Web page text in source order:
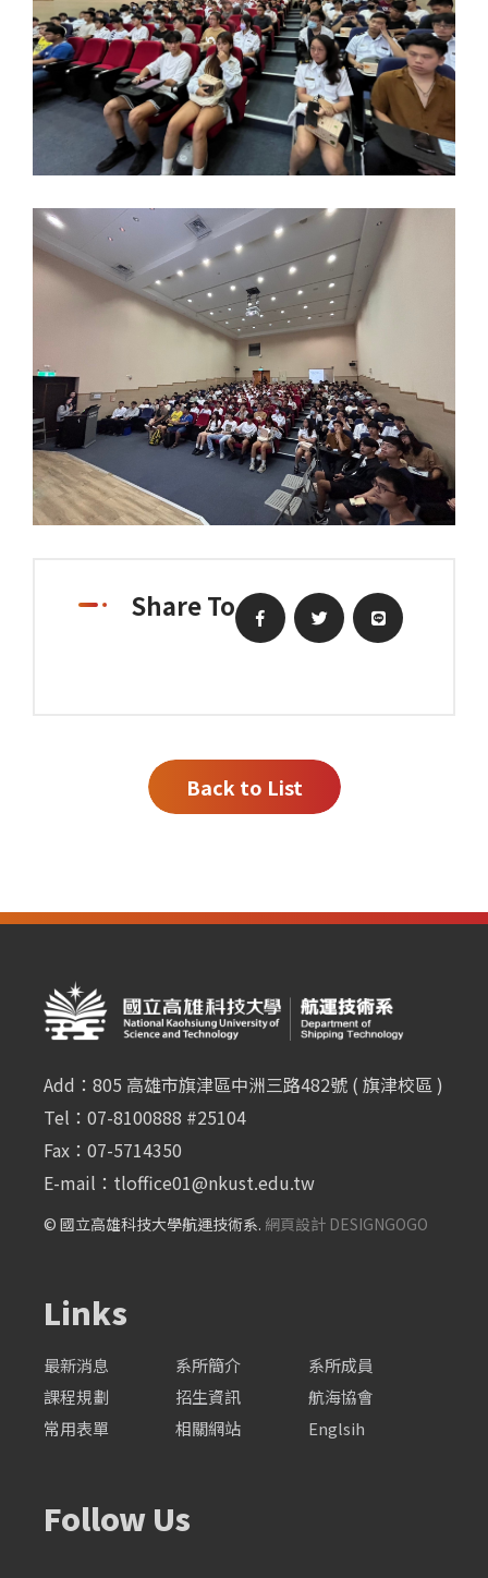
Share To
Back to List
Add：805 高雄市旗津區中洲三路482號 ( 旗津校區 )
Tel：07-8100888 #25104
Fax：07-5714350
E-mail： tloffice01@nkust.edu.tw
© 國立高雄科技大學航運技術系. 網頁設計 DESIGNGOGO
Links
最新消息 系所簡介
系所成員
課程規劃
招生資訊
航海協會
常用表單
相關網站 Englsih
Follow Us